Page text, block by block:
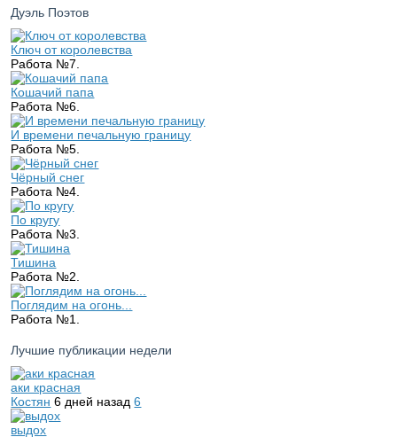
Дуэль Поэтов
Ключ от королевства
Работа №7.
Кошачий папа
Работа №6.
И времени печальную границу
Работа №5.
Чёрный снег
Работа №4.
По кругу
Работа №3.
Тишина
Работа №2.
Поглядим на огонь...
Работа №1.
Лучшие публикации недели
аки красная
Костян 6 дней назад6
выдох